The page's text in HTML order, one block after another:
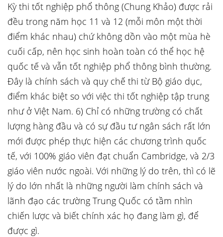
Kỳ thi tốt nghiệp phổ thông (Chung Khảo) được rải
đều trong năm học 11 và 12 (mỗi môn một thời
điểm khác nhau) chứ không dồn vào một mùa hè
cuối cấp, nên học sinh hoàn toàn có thể học hệ
quốc tế và vẫn tốt nghiệp phổ thông bình thường.
Đây là chính sách và quy chế thi từ Bộ giáo dục,
điểm khác biệt so với việc thi tốt nghiệp tập trung
như ở Việt Nam. 6) Chỉ có những trường có chất
lượng hàng đầu và có sự đầu tư ngân sách rất lớn
mới được phép thực hiện các chương trình quốc
tế, với 100% giáo viên đạt chuẩn Cambridge, và 2/3
giáo viên nước ngoài. Với những lý do trên, thì có lẽ
lý do lớn nhất là những người làm chính sách và
lãnh đạo các trường Trung Quốc có tầm nhìn
chiến lược và biết chính xác họ đang làm gì, để
được gì.